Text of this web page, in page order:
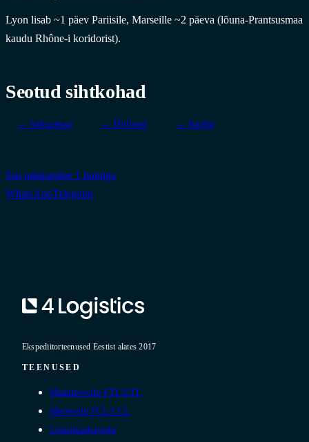
Lyon lisab ~1 päev Pariisile, Marseille ~2 päeva (lõuna-Prantsusmaa
kaudu Rhône-i koridorist).
Seotud sihtkohad
→ Saksamaa → Holland → Itaalia
Saa pakkumine 1 tunniga
WhatsAppTelegram
Ekspediitorteenused Eestist alates 2017
TEENUSED
Maanteevedu FTL/LTL
Merevedu FCL/LCL
Lennukaubavedu